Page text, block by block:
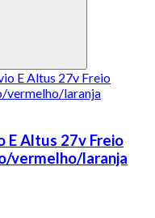
E Altus 27v Freio
vermelho/laranja